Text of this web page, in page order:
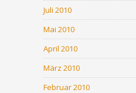
Juli 2010
Mai 2010
April 2010
März 2010
Februar 2010